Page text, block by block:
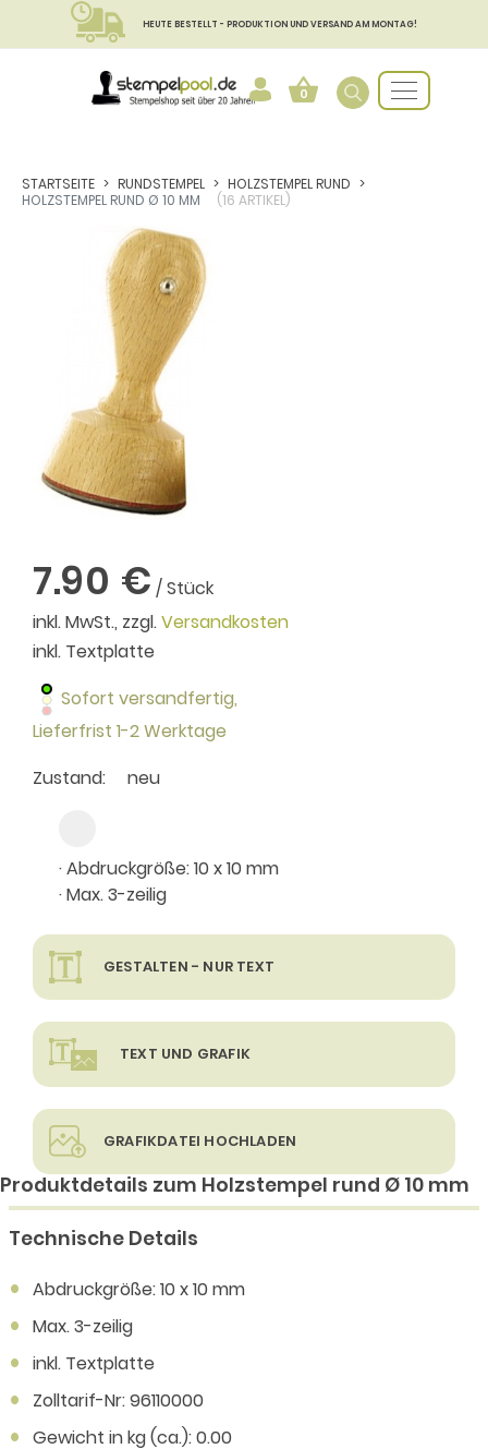
HEUTE BESTELLT - PRODUKTION UND VERSAND AM MONTAG!
0
STARTSEITE RUNDSTEMPEL
HOLZSTEMPEL RUND
HOLZSTEMPEL RUND Ø 10 MM
(16 ARTIKEL)
7.90 € / Stück
inkl. MwSt., zzgl.Versandkosten
inkl. Textplatte
Sofort versandfertig,
Lieferfrist 1-2 Werktage
Zustand:
neu
· Abdruckgröße: 10 x 10 mm
· Max. 3-zeilig
GESTALTEN - NUR TEXT
TEXT UND GRAFIK
GRAFIKDATEI HOCHLADEN
Produktdetails zum Holzstempel rund Ø 10 mm
Technische Details
Abdruckgröße: 10 x 10 mm
Max. 3-zeilig
inkl. Textplatte
Zolltarif-Nr: 96110000
Gewicht in kg (ca.): 0.00